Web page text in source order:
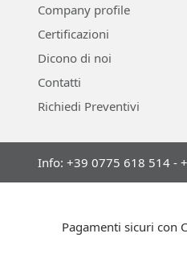
Company profile
Certificazioni
Dicono di noi
Contatti
Richiedi Preventivi
Info: +39 0775 618 514 -
Pagamenti sicuri con